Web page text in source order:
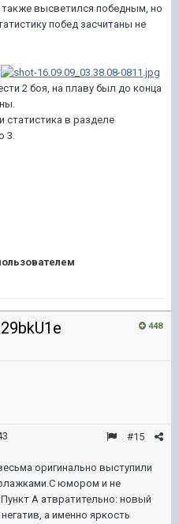
высветился победным, но
побед засчитаны не
2 боя, на плаву был до конца
статистика в разделе
3.
448
#15
оригинально выступили
юмором и не
А атвратительно: новый
а именно яркость